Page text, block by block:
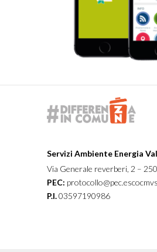
Servizi Ambiente Energia
Via Generale reverberi, 2 –
PEC:
P.I.03597190986